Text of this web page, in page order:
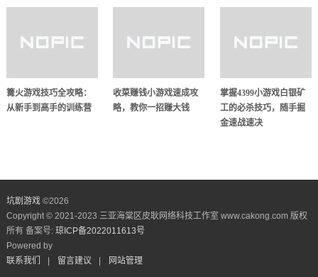
篝火游戏技巧全攻略：
从新手到高手的训练营
收菜赚钱小游戏速成攻
略，教你一招赚大钱
掌握4399小游戏白银矿
工的必杀技巧，随手掘
金速战速决
坑剧游戏©2026
Copyright © 2021-2023 三亚海棠区皮耿网络科技工作室 www.cakong.com 版权
所有 备案号: 琼ICP备2022011613号
Powered by
联系我们
留言建议 网站管理